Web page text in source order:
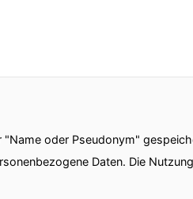
oder Pseudonym"
Daten. Die